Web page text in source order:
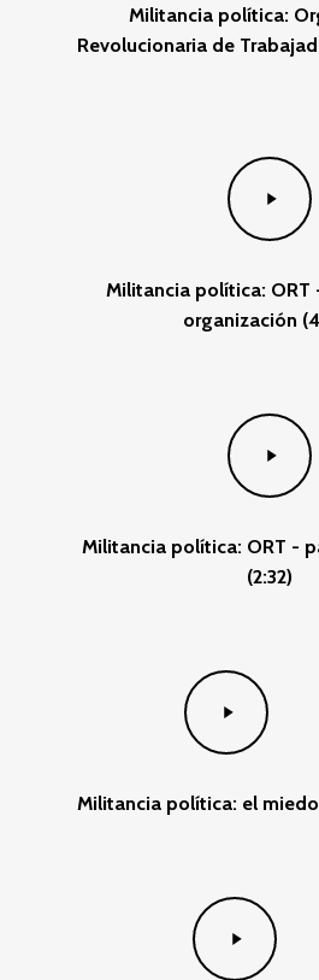
Militancia política:
Revolucionaria de
Play
Video
Militancia política: ORT
organización
Play
Video
Militancia política: ORT -
(2:32)
Play
Video
Militancia política: el
Play
Video